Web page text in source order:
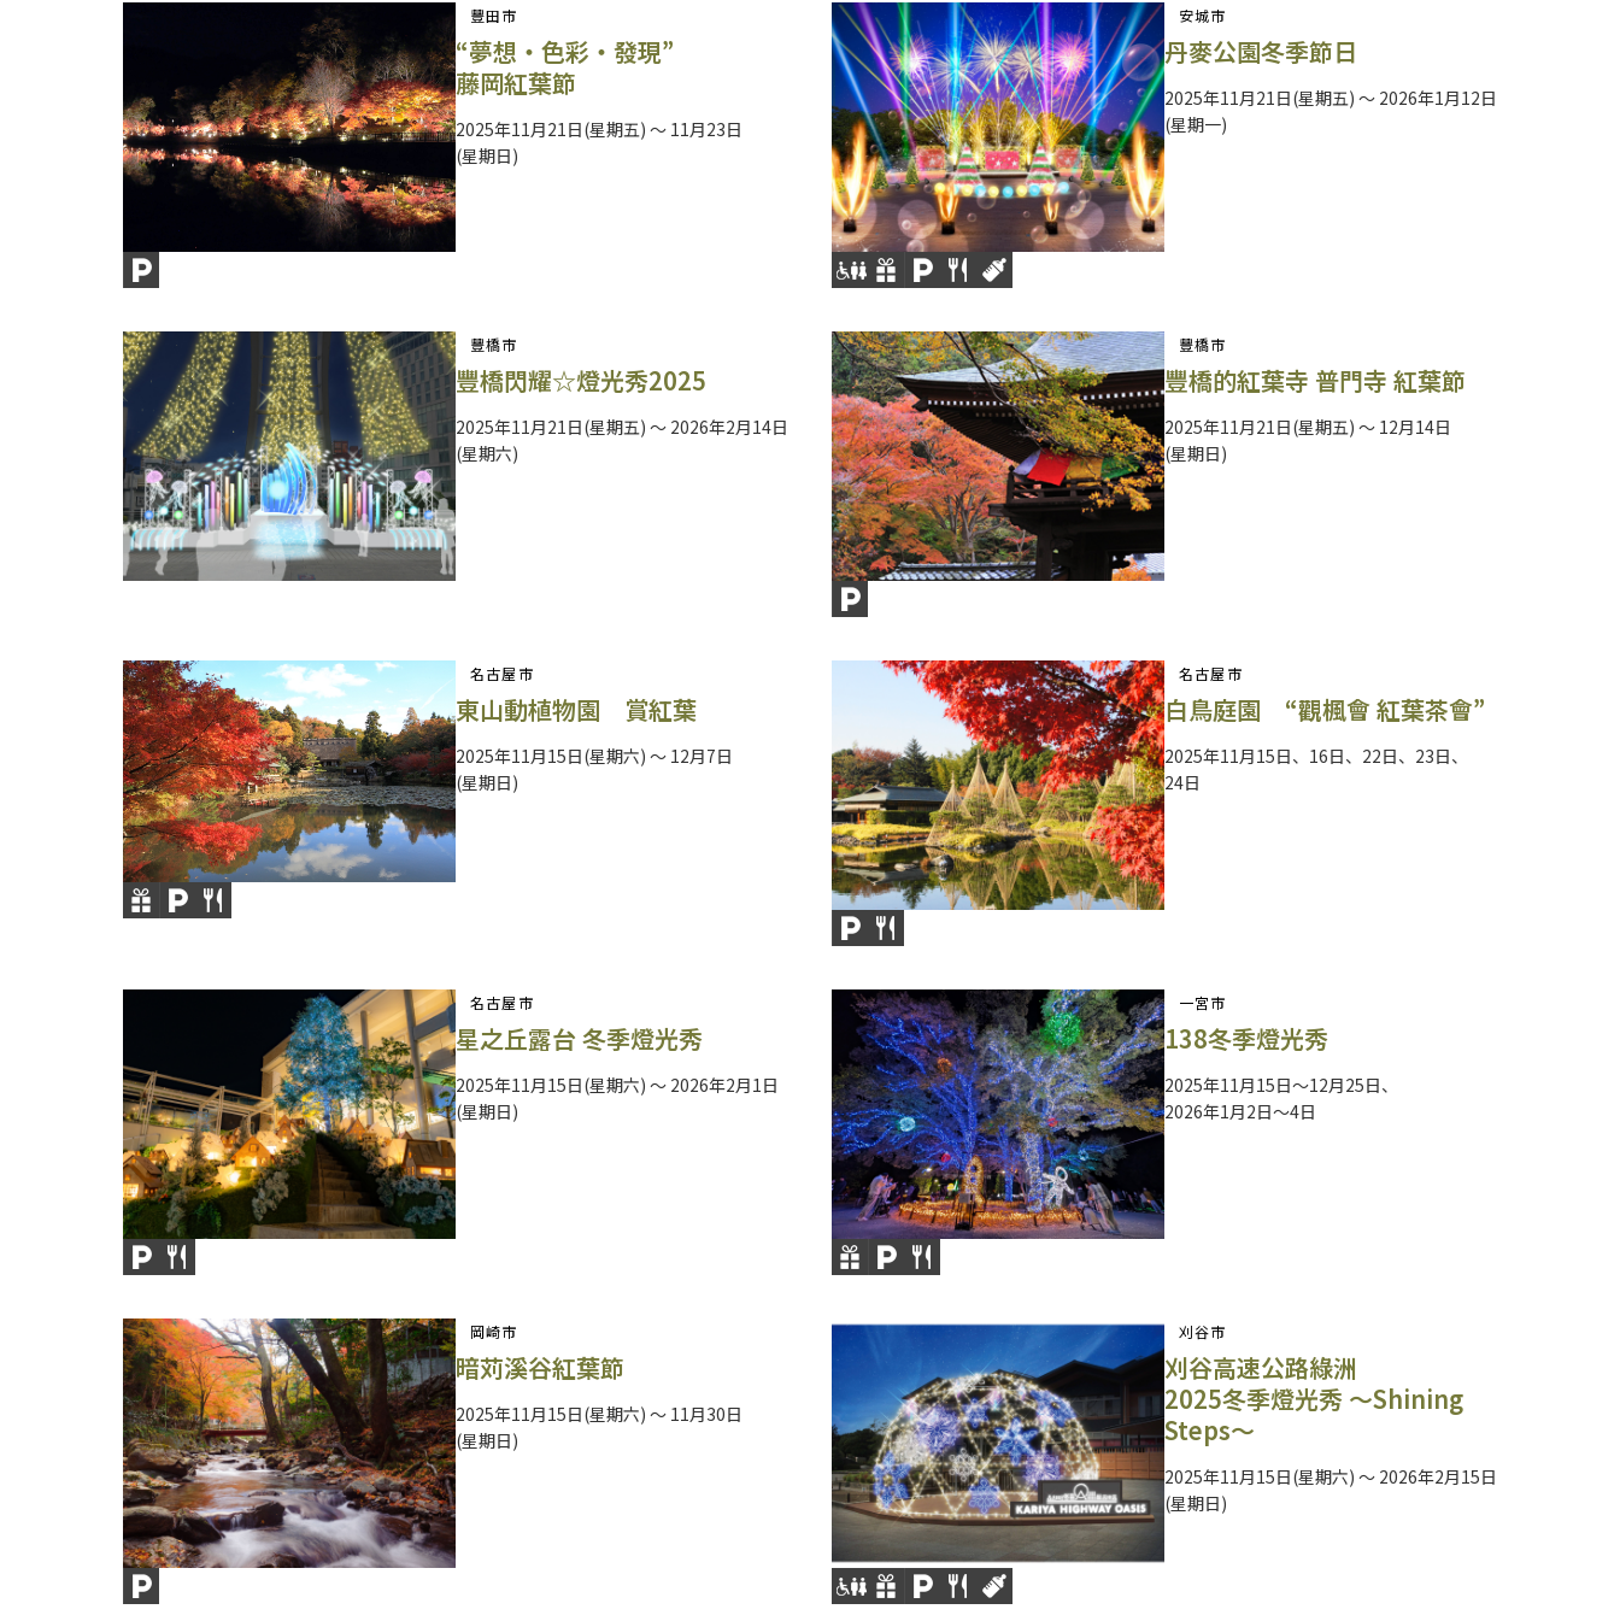
豐田市
“夢想・色彩・發現”
藤岡紅葉節
2025年11月21日(星期五) ～ 11月23日
(星期日)
安城市
丹麥公園冬季節日
2025年11月21日(星期五) ～ 2026年1月12日
(星期一)
豐橋市
豐橋閃耀☆燈光秀2025
2025年11月21日(星期五) ～ 2026年2月14日
(星期六)
豐橋市
豐橋的紅葉寺 普門寺 紅葉節
2025年11月21日(星期五) ～ 12月14日
(星期日)
名古屋市
東山動植物園 賞紅葉
2025年11月15日(星期六) ～ 12月7日
(星期日)
名古屋市
白鳥庭園 “觀楓會 紅葉茶會”
2025年11月15日、16日、22日、23日、
24日
名古屋市
星之丘露台 冬季燈光秀
2025年11月15日(星期六) ～ 2026年2月1日
(星期日)
一宮市
138冬季燈光秀
2025年11月15日～12月25日、
2026年1月2日～4日
岡崎市
暗苅溪谷紅葉節
2025年11月15日(星期六) ～ 11月30日
(星期日)
刈谷市
刈谷高速公路綠洲
2025冬季燈光秀 ～Shining
Steps～
2025年11月15日(星期六) ～ 2026年2月15日
(星期日)